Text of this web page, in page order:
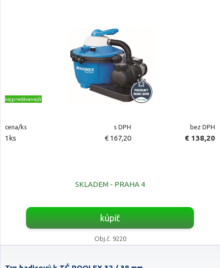
najpredávanejšie
cena/ks s DPH bez DPH
1ks € 167,20 € 138,20
SKLADEM - PRAHA 4
kúpiť
Obj.č. 9220